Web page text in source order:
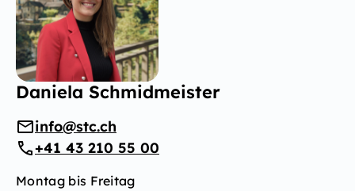
Daniela Schmidmeister
info@stc.ch
+41 43 210 55 00
Montag bis Freitag